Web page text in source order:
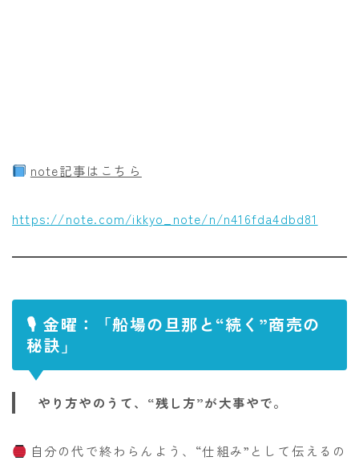
note記事はこちら
https://note.com/ikkyo_note/n/n416fda4dbd81
🎙 金曜：「船場の旦那と“続く”商売の
秘訣」
やり方やのうて、“残し方”が大事やで。
自分の代で終わらんよう、“仕組み”として伝えるの